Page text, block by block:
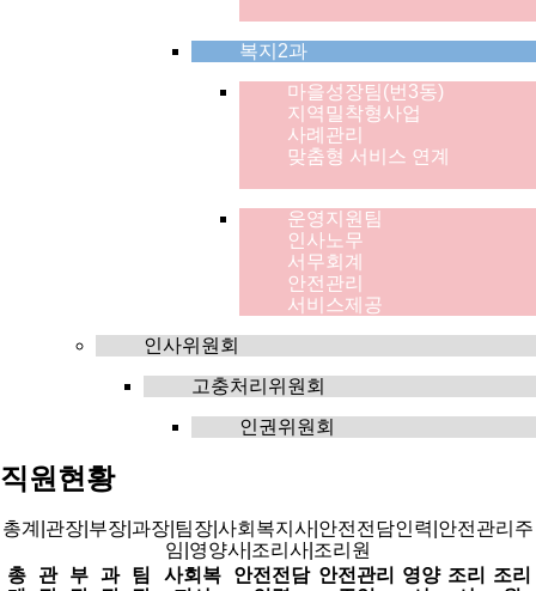
복지2과
마을성장팀(번3동)
지역밀착형사업
사례관리
맞춤형 서비스 연계
운영지원팀
인사노무
서무회계
안전관리
서비스제공
인사위원회
고충처리위원회
인권위원회
직원현황
총계|관장|부장|과장|팀장|사회복지사|안전전담인력|안전관리주
임|영양사|조리사|조리원
총
관
부 과
팀
사회복
안전전담 안전관리
영양 조리
조리